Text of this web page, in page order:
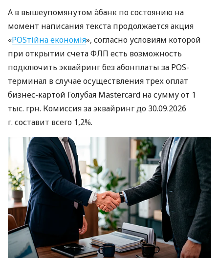
А в вышеупомянутом àбанк по состоянию на
момент написания текста продолжается акция
«POSтійна економія», согласно условиям которой
при открытии счета ФЛП есть возможность
подключить эквайринг без абонплаты за POS-
терминал в случае осуществления трех оплат
бизнес-картой Голубая Mastercard на сумму от 1
тыс. грн. Комиссия за эквайринг до 30.09.2026
г. составит всего 1,2%.